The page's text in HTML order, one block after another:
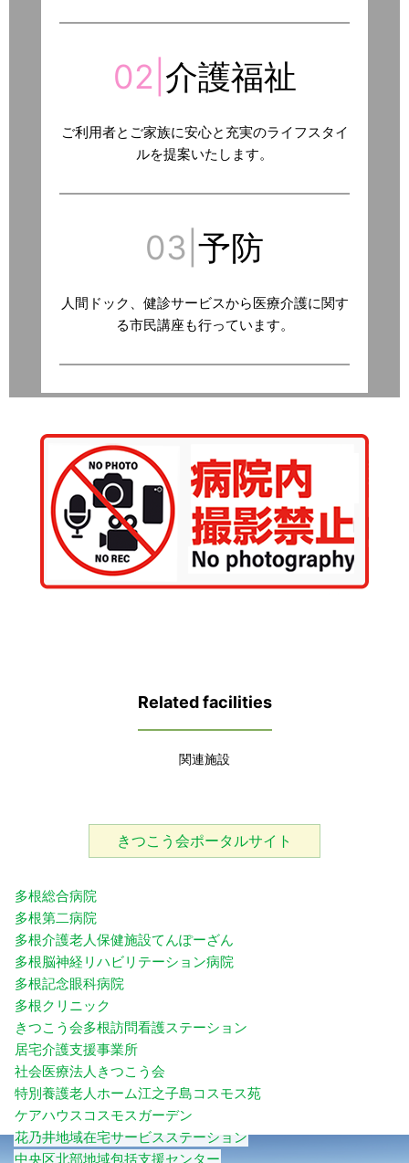
02| 介護福祉
ご利用者とご家族に安心と充実のライフスタイ
ルを提案いたします。
03| 予防
人間ドック、健診サービスから医療介護に関す
る市民講座も行っています。
Related facilities
関連施設
きつこう会ポータルサイト
多根総合病院
多根第二病院
多根介護老人保健施設てんぽーざん
多根脳神経リハビリテーション病院
多根記念眼科病院
多根クリニック
きつこう会多根訪問看護ステーション
居宅介護支援事業所
社会医療法人きつこう会
特別養護老人ホーム江之子島コスモス苑
ケアハウスコスモスガーデン
花乃井地域在宅サービスステーション
中央区北部地域包括支援センター